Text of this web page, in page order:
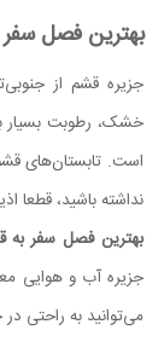
بهترین فصل
جزیره قشم از
خشک، رطوبت بسیار
است. تابستان‌های
نداشته باشید، قطعا
بهترین فصل سفر به
جزیره آب و هوایی
می‌توانید به راحتی